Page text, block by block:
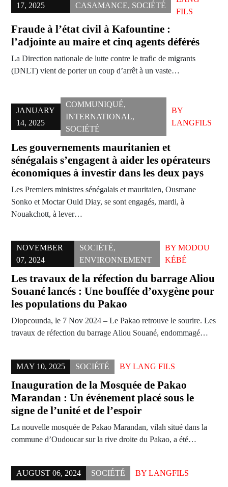
17, 2025 CASAMANCE, SOCIÉTÉ
FILS
Fraude à l’état civil à Kafountine :
l’adjointe au maire et cinq agents déférés
La Direction nationale de lutte contre le trafic de migrants
(DNLT) vient de porter un coup d’arrêt à un vaste…
JANUARY
14, 2025
COMMUNIQUÉ,
INTERNATIONAL,
SOCIÉTÉ
BY
LANGFILS
Les gouvernements mauritanien et
sénégalais s’engagent à aider les opérateurs
économiques à investir dans les deux pays
Les Premiers ministres sénégalais et mauritaien, Ousmane
Sonko et Moctar Ould Diay, se sont engagés, mardi, à
Nouakchott, à lever…
NOVEMBER
07, 2024
SOCIÉTÉ,
ENVIRONNEMENT
BY MODOU
KÉBÉ
Les travaux de la réfection du barrage Aliou
Souané lancés : Une bouffée d’oxygène pour
les populations du Pakao
Diopcounda, le 7 Nov 2024 – Le Pakao retrouve le sourire. Les
travaux de réfection du barrage Aliou Souané, endommagé…
MAY 10, 2025 SOCIÉTÉ BY LANG FILS
Inauguration de la Mosquée de Pakao
Marandan : Un événement placé sous le
signe de l’unité et de l’espoir
La nouvelle mosquée de Pakao Marandan, vilah situé dans la
commune d’Oudoucar sur la rive droite du Pakao, a été…
AUGUST 06, 2024 SOCIÉTÉ BY LANGFILS